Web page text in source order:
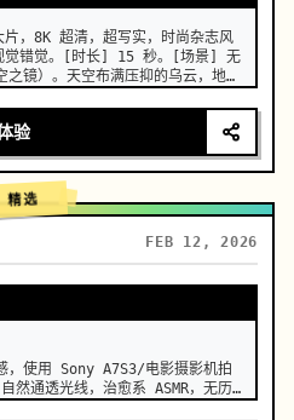
，8K 超清，超写实，时尚杂志风
觉错觉。[时长] 15 秒。[场景] 无
镜）。天空布满压抑的乌云，地面
。机位：极低角度仰拍，超长焦
高的亚洲高定脸女模特，在水面上冷
，而是流动着的真实液态青花瓷长
的清脆碰撞声，表面流淌着光泽。传
验
精选
FEB 12, 2026
，使用 Sony A7S3/电影摄影机拍
然通透光线，治愈系 ASMR，无历